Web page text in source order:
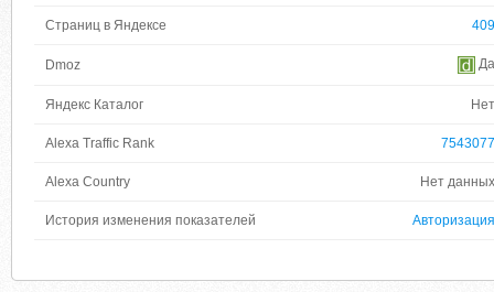
Страниц в Яндексе 409
Dmoz Да
Яндекс Каталог Нет
Alexa Traffic Rank 7543077
Alexa Country Нет данных
История изменения показателей Авторизация